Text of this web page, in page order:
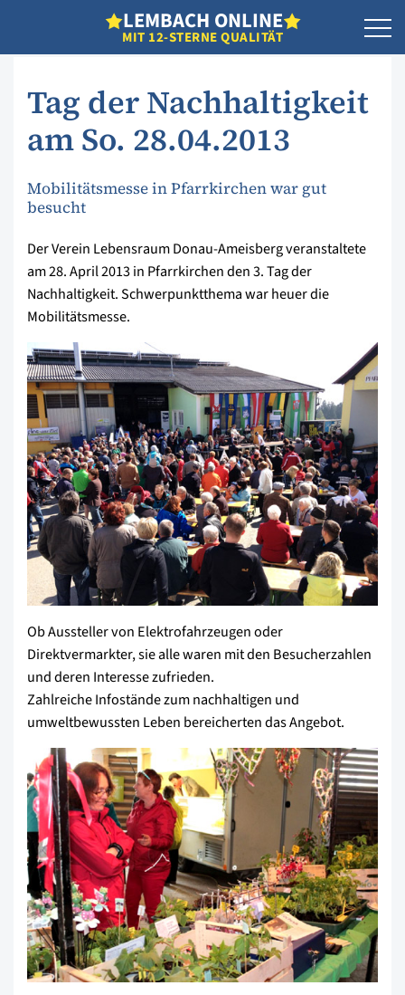
LEMBACH ONLINE
MIT 12-STERNE QUALITÄT
Tag der Nachhaltigkeit
am So. 28.04.2013
Mobilitätsmesse in Pfarrkirchen war gut
besucht
Der Verein Lebensraum Donau-Ameisberg veranstaltete
am 28. April 2013 in Pfarrkirchen den 3. Tag der
Nachhaltigkeit. Schwerpunktthema war heuer die
Mobilitätsmesse.
Ob Aussteller von Elektrofahrzeugen oder
Direktvermarkter, sie alle waren mit den Besucherzahlen
und deren Interesse zufrieden.
Zahlreiche Infostände zum nachhaltigen und
umweltbewussten Leben bereicherten das Angebot.